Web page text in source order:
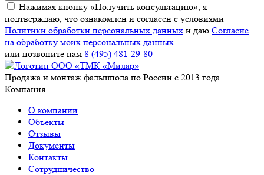
Нажимая кнопку «Получить консультацию», я
подтверждаю, что ознакомлен и согласен с условиями
Политики обработки персональных данных и даю Согласие
на обработку моих персональных данных
или позвоните нам 8 (495) 481-29-80
Продажа и монтаж фальшпола по России с 2013 года
Компания
О компании
Объекты
Отзывы
Документы
Контакты
Сотрудничество